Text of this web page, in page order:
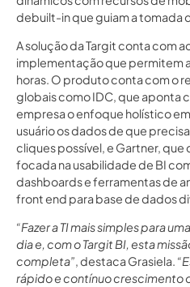
debuilt-in que guiam a tomada
A solução da Targit conta com
implementação que permitem
horas. O produto conta com o
globais como IDC, que aponta
empresa o enfoque holístico
usuário os dados de que
cliques possível, e Gartner,
focada na usabilidade de BI
dashboards e ferramentas de
front end para base de dados
“Fazer a TI mais simples para
dia e, com o Targit BI, esta
completa”, destaca Grasiela.
rápido e contínuo crescimento